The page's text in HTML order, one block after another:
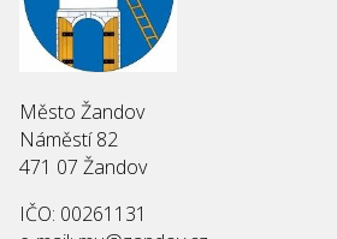
Město Žandov
Náměstí 82
471 07 Žandov
IČO: 00261131